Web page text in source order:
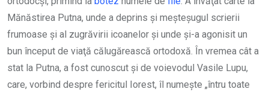
Mănăstirea Putna, unde a deprins şi meşteşugul scrierii
frumoase şi al zugrăvirii icoanelor şi unde şi-a agonisit un
bun început de viaţă călugărească ortodoxă. În vremea cât a
stat la Putna, a fost cunoscut şi de voievodul Vasile Lupu,
care, vorbind despre fericitul Iorest, îl numeşte „întru toate